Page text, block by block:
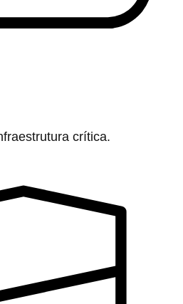
crítica.